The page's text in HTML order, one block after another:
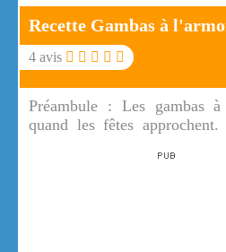
Recette Gambas à
4 avis
Préambule : Les gambas à
quand les fêtes